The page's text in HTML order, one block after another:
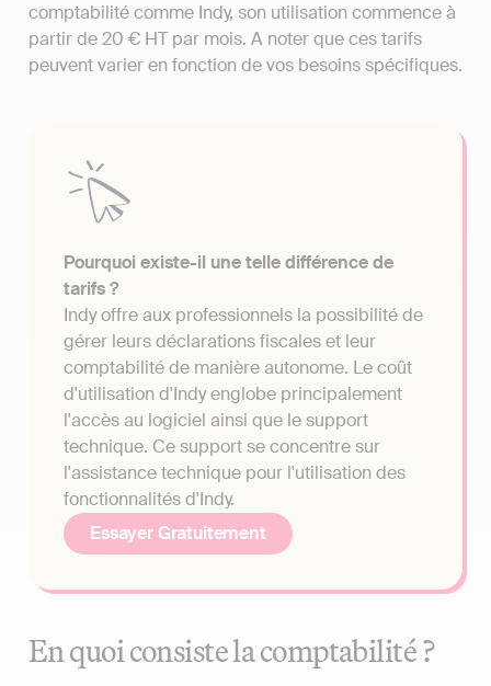
comptabilité comme Indy, son utilisation commence à
partir de 20 € HT par mois. A noter que ces tarifs
peuvent varier en fonction de vos besoins spécifiques.
Pourquoi existe-il une telle différence de
tarifs ?
Indy offre aux professionnels la possibilité de
gérer leurs déclarations fiscales et leur
comptabilité de manière autonome. Le coût
d'utilisation d'Indy englobe principalement
l'accès au logiciel ainsi que le support
technique. Ce support se concentre sur
l'assistance technique pour l'utilisation des
fonctionnalités d'Indy.
Essayer Gratuitement
En quoi consiste la comptabilité ?